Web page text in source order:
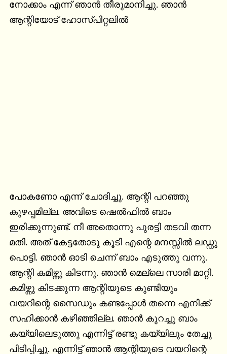
നോക്കാം എന്ന് ഞാൻ തീരുമാനിച്ചു. ഞാൻ
ആന്റിയോട്‌ ഹോസ്പിറ്റലിൽ
പോകണോ എന്ന് ചോദിച്ചു. ആന്റി പറഞ്ഞു
കുഴപ്പമില്ല. അവിടെ ഷെൽഫിൽ ബാം
ഇരിക്കുന്നുണ്ട്‌. നീ അതൊന്നു പുരട്ടി തടവി തന്ന
മതി. അത് കേട്ടതോടു കൂടി എന്റെ മനസ്സിൽ ലഡ്ഡു
പൊട്ടി. ഞാൻ ഓടി ചെന്ന് ബാം എടുത്തു വന്നു.
ആന്റി കമിഴ്ന്നു കിടന്നു. ഞാൻ മെല്ലെ സാരി മാറ്റി.
കമിഴ്ന്നു കിടക്കുന്ന ആന്റിയുടെ കുണ്ടിയും
വയറിന്റെ സൈഡും കണ്ടപ്പോൾ തന്നെ എനിക്ക്
സഹിക്കാൻ കഴിഞ്ഞില്ല. ഞാൻ കുറച്ചു ബാം
കയ്യിലെടുത്തു എന്നിട്ട് രണ്ടു കയ്യിലും തേച്ചു
പിടിപ്പിച്ചു. എന്നിട്ട് ഞാൻ ആന്റിയുടെ വയറിന്റെ